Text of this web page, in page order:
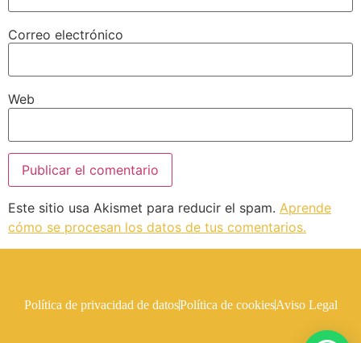
Correo electrónico
Web
Este sitio usa Akismet para reducir el spam. Aprende
cómo se procesan los datos de tus comentarios.
Política de privacidad de datosPolítica de cookiesAviso Legal